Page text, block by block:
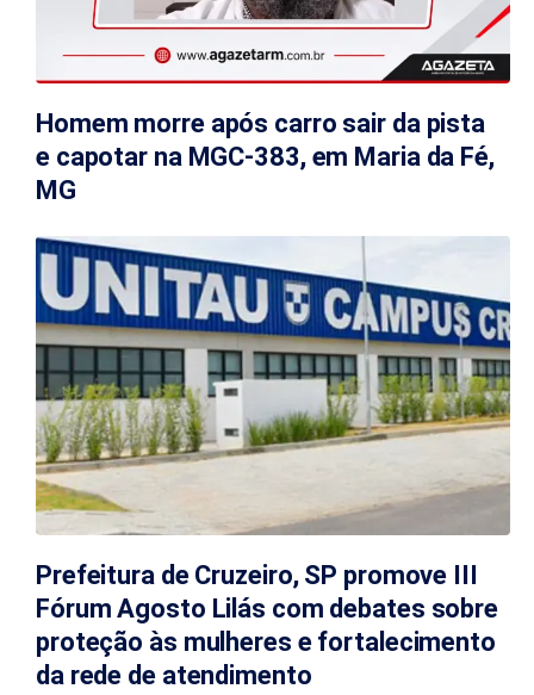
Homem morre após carro sair da pista
e capotar na MGC-383, em Maria da Fé,
MG
Prefeitura de Cruzeiro, SP promove III
Fórum Agosto Lilás com debates sobre
proteção às mulheres e fortalecimento
da rede de atendimento